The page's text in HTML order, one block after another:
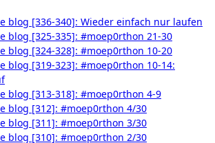
blog [336-340]: Wieder einfach nur laufen
blog [325-335]: #moep0rthon 21-30
blog [324-328]: #moep0rthon 10-20
blog [319-323]: #moep0rthon 10-14:
blog [313-318]: #moep0rthon 4-9
blog [312]: #moep0rthon 4/30
blog [311]: #moep0rthon 3/30
blog [310]: #moep0rthon 2/30